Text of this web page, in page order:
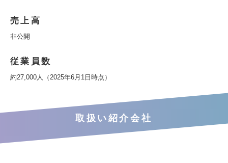
売上高
非公開
従業員数
約27,000人（2025年6月1日時点）
取扱い紹介会社